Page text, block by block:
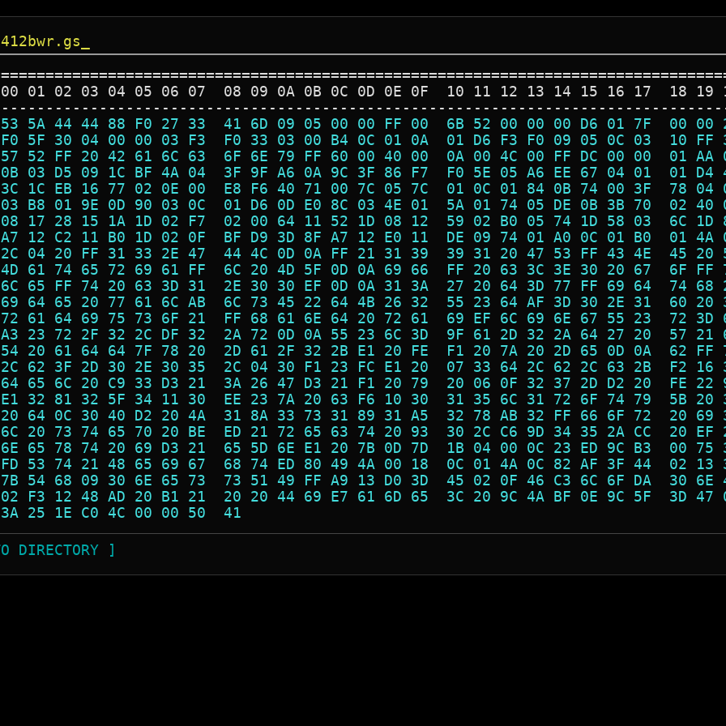
00 01 02 03 04 05 06 07  08 09 0A 0B 0C 0D 0E 0F  10 11 12 13 14 15 16 17  18 19
5A 44 44 88 F0 27 33  41 6D 09 05 00 00 FF 00  6B 52 00 00 00 D6 01 7F  00
5F 30 04 00 00 03 F3  F0 33 03 00 B4 0C 01 0A  01 D6 F3 F0 09 05 0C 03  10
52 FF 20 42 61 6C 63  6F 6E 79 FF 60 00 40 00  0A 00 4C 00 FF DC 00 00  01
03 D5 09 1C BF 4A 04  3F 9F A6 0A 9C 3F 86 F7  F0 5E 05 A6 EE 67 04 01  01
1C EB 16 77 02 0E 00  E8 F6 40 71 00 7C 05 7C  01 0C 01 84 0B 74 00 3F  78
B8 01 9E 0D 90 03 0C  01 D6 0D E0 8C 03 4E 01  5A 01 74 05 DE 0B 3B 70  02
17 28 15 1A 1D 02 F7  02 00 64 11 52 1D 08 12  59 02 B0 05 74 1D 58 03  6C
12 C2 11 B0 1D 02 0F  BF D9 3D 8F A7 12 E0 11  DE 09 74 01 A0 0C 01 B0  01
04 20 FF 31 33 2E 47  44 4C 0D 0A FF 21 31 39  39 31 20 47 53 FF 43 4E  45
61 74 65 72 69 61 FF  6C 20 4D 5F 0D 0A 69 66  FF 20 63 3C 3E 30 20 67  6F
65 FF 74 20 63 3D 31  2E 30 30 EF 0D 0A 31 3A  27 20 64 3D 77 FF 69 64  74
64 65 20 77 61 6C AB  6C 73 45 22 64 4B 26 32  55 23 64 AF 3D 30 2E 31  60
61 64 69 75 73 6F 21  FF 68 61 6E 64 20 72 61  69 EF 6C 69 6E 67 55 23  72
23 72 2F 32 2C DF 32  2A 72 0D 0A 55 23 6C 3D  9F 61 2D 32 2A 64 27 20  57
20 61 64 64 7F 78 20  2D 61 2F 32 2B E1 20 FE  F1 20 7A 20 2D 65 0D 0A  62
62 3F 2D 30 2E 30 35  2C 04 30 F1 23 FC E1 20  07 33 64 2C 62 2C 63 2B  F2
65 6C 20 C9 33 D3 21  3A 26 47 D3 21 F1 20 79  20 06 0F 32 37 2D D2 20  FE
32 81 32 5F 34 11 30  EE 23 7A 20 63 F6 10 30  31 35 6C 31 72 6F 74 79  5B
64 0C 30 40 D2 20 4A  31 8A 33 73 31 89 31 A5  32 78 AB 32 FF 66 6F 72  20
20 73 74 65 70 20 BE  ED 21 72 65 63 74 20 93  30 2C C6 9D 34 35 2A CC  20
65 78 74 20 69 D3 21  65 5D 6E E1 20 7B 0D 7D  1B 04 00 0C 23 ED 9C B3  00
53 74 21 48 65 69 67  68 74 ED 80 49 4A 00 18  0C 01 4A 0C 82 AF 3F 44  02
54 68 09 30 6E 65 73  73 51 49 FF A9 13 D0 3D  45 02 0F 46 C3 6C 6F DA  30
F3 12 48 AD 20 B1 21  20 20 44 69 E7 61 6D 65  3C 20 9C 4A BF 0E 9C 5F  3D
3A 25 1E C0 4C 00 00
DIRECTORY ]